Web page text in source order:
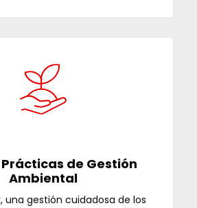
de Gestión
Ambiental
una gestión cuidadosa de los